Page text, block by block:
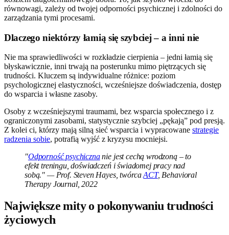
równowagi, zależy od twojej odporności psychicznej i zdolności do
zarządzania tymi procesami.
Dlaczego niektórzy łamią się szybciej – a inni nie
Nie ma sprawiedliwości w rozkładzie cierpienia – jedni łamią się
błyskawicznie, inni trwają na posterunku mimo piętrzących się
trudności. Kluczem są indywidualne różnice: poziom
psychologicznej elastyczności, wcześniejsze doświadczenia, dostęp
do wsparcia i własne zasoby.
Osoby z wcześniejszymi traumami, bez wsparcia społecznego i z
ograniczonymi zasobami, statystycznie szybciej „pękają” pod presją.
Z kolei ci, którzy mają silną sieć wsparcia i wypracowane strategie
radzenia sobie, potrafią wyjść z kryzysu mocniejsi.
"Odporność psychicznanie jest cechą wrodzoną – to
efekt treningu, doświadczeń i świadomej pracy nad
sobą." — Prof. Steven Hayes, twórcaACT, Behavioral
Therapy Journal, 2022
Największe mity o pokonywaniu trudności
życiowych